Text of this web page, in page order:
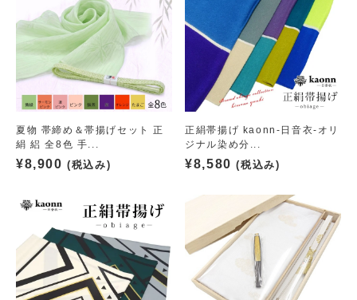
夏物 帯締め＆帯揚げセット 正
絹 絽 全8色 手...
¥8,900 (税込み)
正絹帯揚げ kaonn-日音衣-オリ
ジナル染め分...
¥8,580 (税込み)